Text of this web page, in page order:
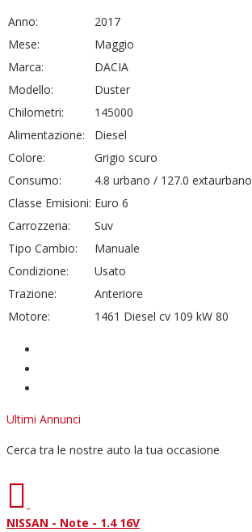
Anno:
2017
Mese:
Maggio
Marca:
DACIA
Modello:
Duster
Chilometri:
145000
Alimentazione:
Diesel
Colore:
Grigio scuro
Consumo:
4.8 urbano / 127.0 extaurbano
Classe Emisioni: Euro 6
Carrozzeria:
Suv
Tipo Cambio:
Manuale
Condizione:
Usato
Trazione:
Anteriore
Motore:
1461 Diesel cv 109 kW 80
Ultimi Annunci
Cerca tra le nostre auto la tua occasione
NISSAN - Note - 1.4 16V